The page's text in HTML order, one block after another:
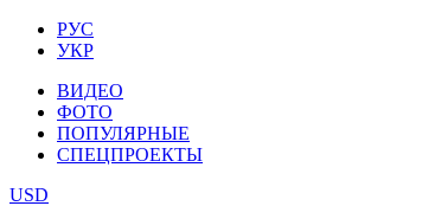
РУС
УКР
ВИДЕО
ФОТО
ПОПУЛЯРНЫЕ
СПЕЦПРОЕКТЫ
USD